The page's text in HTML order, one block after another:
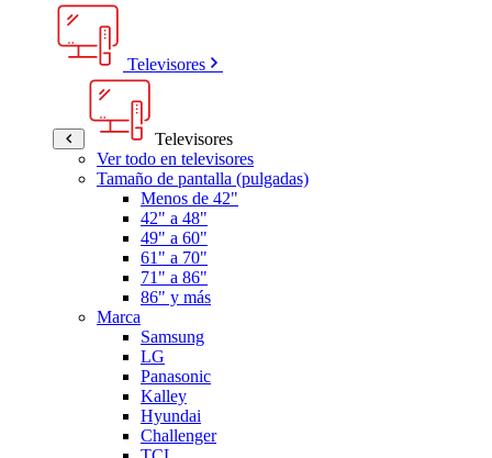
Televisores
Televisores
Ver todo en televisores
Tamaño de pantalla (pulgadas)
Menos de 42"
42" a 48"
49" a 60"
61" a 70"
71" a 86"
86" y más
Marca
Samsung
LG
Panasonic
Kalley
Hyundai
Challenger